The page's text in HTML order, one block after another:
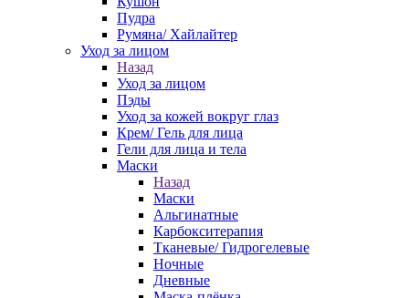
Пудра
Румяна/ Хайлайтер
Уход за лицом
Назад
Уход за лицом
Пэды
Уход за кожей вокруг глаз
Крем/ Гель для лица
Гели для лица и тела
Маски
Назад
Маски
Альгинатные
Карбокситерапия
Тканевые/ Гидрогелевые
Ночные
Дневные